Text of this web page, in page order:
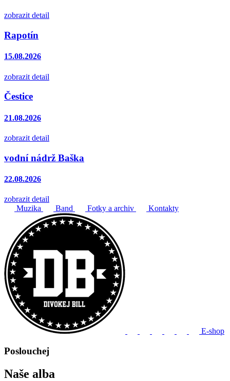
zobrazit detail
Rapotín
15.08.2026
zobrazit detail
Čestice
21.08.2026
zobrazit detail
vodní nádrž Baška
22.08.2026
zobrazit detail
Muzika
Band Fotky a archiv Kontakty
E-shop
Poslouchej
Naše alba